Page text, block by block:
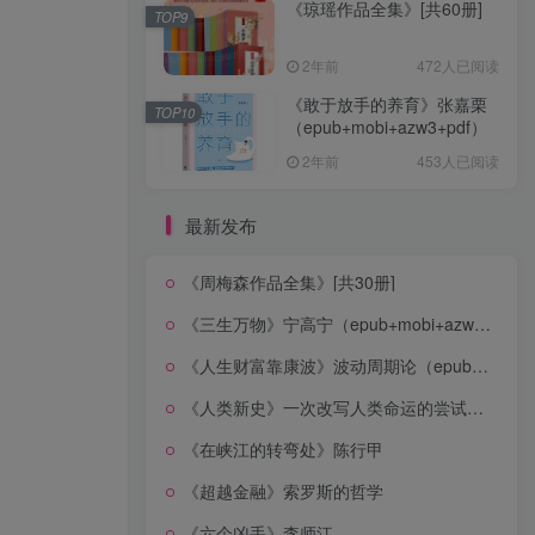
《琼瑶作品全集》[共60册]
2年前 472人已阅读
TOP9
《敢于放手的养育》张嘉栗
（epub+mobi+azw3+pdf）
2年前 453人已阅读
TOP10
最新发布
《周梅森作品全集》[共30册]
《三生万物》宁高宁（epub+mobi+azw3+pdf）
《人生财富靠康波》波动周期论（epub+mobi+azw3+pdf）
《人类新史》一次改写人类命运的尝试（epub+mobi+azw3+pdf）
《在峡江的转弯处》陈行甲
《超越金融》索罗斯的哲学